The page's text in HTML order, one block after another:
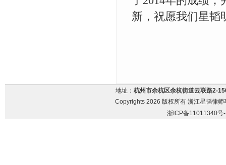
新，祝愿我们星韬
地址： 杭州市余杭区余杭街道云联路2-
Copyrights 2026 版权所有 浙江星韬律
浙ICP备11011340号